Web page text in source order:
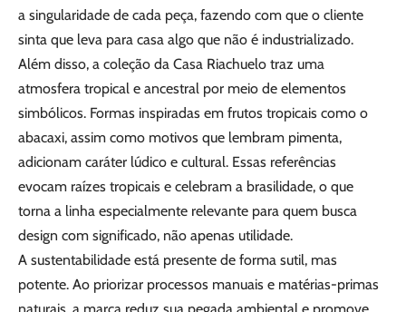
a singularidade de cada peça, fazendo com que o cliente
sinta que leva para casa algo que não é industrializado.
Além disso, a coleção da Casa Riachuelo traz uma
atmosfera tropical e ancestral por meio de elementos
simbólicos. Formas inspiradas em frutos tropicais como o
abacaxi, assim como motivos que lembram pimenta,
adicionam caráter lúdico e cultural. Essas referências
evocam raízes tropicais e celebram a brasilidade, o que
torna a linha especialmente relevante para quem busca
design com significado, não apenas utilidade.
A sustentabilidade está presente de forma sutil, mas
potente. Ao priorizar processos manuais e matérias-primas
naturais, a marca reduz sua pegada ambiental e promove